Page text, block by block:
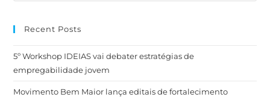
Recent Posts
5º Workshop IDEIAS vai debater estratégias de
empregabilidade jovem
Movimento Bem Maior lança editais de fortalecimento